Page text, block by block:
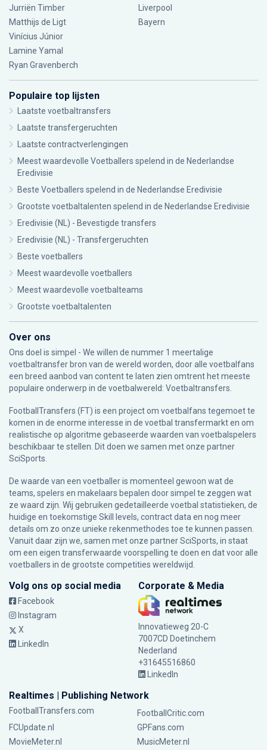
Jurriën Timber
Matthijs de Ligt
Vinícius Júnior
Lamine Yamal
Ryan Gravenberch
Liverpool
Bayern
Populaire top lijsten
Laatste voetbaltransfers
Laatste transfergeruchten
Laatste contractverlengingen
Meest waardevolle Voetballers spelend in de Nederlandse
Eredivisie
Beste Voetballers spelend in de Nederlandse Eredivisie
Grootste voetbaltalenten spelend in de Nederlandse Eredivisie
Eredivisie (NL) - Bevestigde transfers
Eredivisie (NL) - Transfergeruchten
Beste voetballers
Meest waardevolle voetballers
Meest waardevolle voetbalteams
Grootste voetbaltalenten
Over ons
Ons doel is simpel - We willen de nummer 1 meertalige
voetbaltransfer bron van de wereld worden, door alle voetbalfans
een breed aanbod van content te laten zien omtrent het meeste
populaire onderwerp in de voetbalwereld: Voetbaltransfers.
FootballTransfers (FT) is een project om voetbalfans tegemoet te
komen in de enorme interesse in de voetbal transfermarkt en om
realistische op algoritme gebaseerde waarden van voetbalspelers
beschikbaar te stellen. Dit doen we samen met onze partner
SciSports
De waarde van een voetballer is momenteel gewoon wat de
teams, spelers en makelaars bepalen door simpel te zeggen wat
ze waard zijn. Wij gebruiken gedetailleerde voetbal statistieken, de
huidige en toekomstige Skill levels, contract data en nog meer
details om zo onze unieke rekenmethodes toe te kunnen passen.
Vanuit daar zijn we, samen met onze partner SciSports, in staat
om een eigen transferwaarde voorspelling te doen en dat voor alle
voetballers in de grootste competities wereldwijd.
Volg ons op social media
Facebook
Instagram
X
LinkedIn
Corporate & Media
Innovatieweg 20-C
7007CD Doetinchem
Nederland
+31645516860
LinkedIn
Realtimes | Publishing Network
FootballTransfers.com
FootballCritic.com
FCUpdate.nl
GPFans.com
MovieMeter.nl
MusicMeter.nl